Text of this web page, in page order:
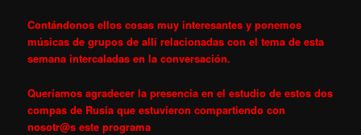
Contándonos ellos cosas muy interesantes y ponemos
músicas de grupos de allí relacionadas con el tema de esta
semana intercaladas en la conversación.
Queríamos agradecer la presencia en el estudio de estos dos
compas de Rusia que estuvieron compartiendo con
nosotr@s este programa